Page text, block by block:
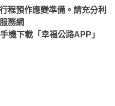
程預作應變準備。請充分利
務網
機下載「幸福公路APP」